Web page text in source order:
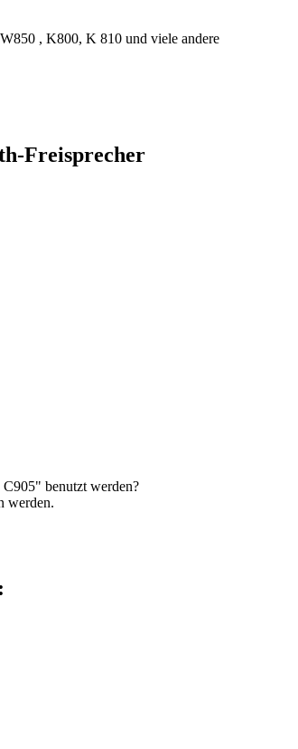
, K800, K 810 und viele andere
Freisprecher
benutzt werden?
werden.